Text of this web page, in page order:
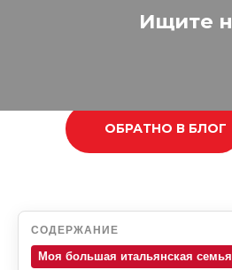
Ищите нас
ОБРАТНО В БЛОГ
СОДЕРЖАНИЕ
Моя большая итальянская семья